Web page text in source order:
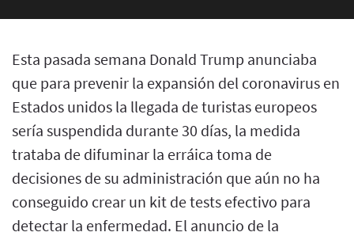
Esta pasada semana Donald Trump anunciaba
que para prevenir la expansión del coronavirus en
Estados unidos la llegada de turistas europeos
sería suspendida durante 30 días, la medida
trataba de difuminar la erráica toma de
decisiones de su administración que aún no ha
conseguido crear un kit de tests efectivo para
detectar la enfermedad. El anuncio de la